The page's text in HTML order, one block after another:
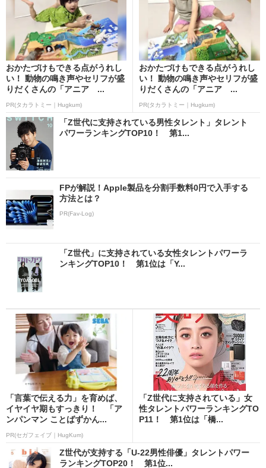
おかたづけもできる点がうれし
い！ 動物の鳴き声やセリフが盛
りだくさんの「アニア ...
PR(タカラトミー｜Hugkum)
おかたづけもできる点がうれし
い！ 動物の鳴き声やセリフが盛
りだくさんの「アニア ...
PR(タカラトミー｜Hugkum)
「Z世代に支持されている男性タレント」タレント
パワーランキングTOP10！ 第1...
FPが解説！Apple製品を分割手数料0円で入手する
方法とは？
PR(Fav-Log)
「Z世代」に支持されている女性タレントパワーラ
ンキングTOP10！ 第1位は「Y...
「言葉で伝える力」を育めば、
イヤイヤ期もすっきり！ 「ア
ンパンマン ことばずかん...
PR(セガフェイブ｜HugKum)
「Z世代に支持されている」女
性タレントパワーランキングTO
P11！ 第1位は「橋...
Z世代が支持する「U-22男性俳優」タレントパワー
ランキングTOP20！ 第1位...